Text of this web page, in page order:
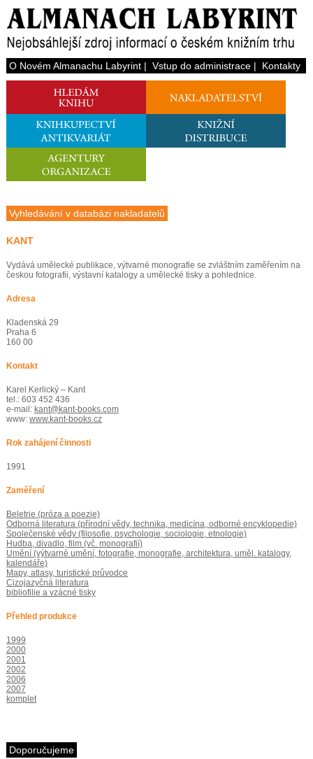
O Novém Almanachu Labyrint| Vstup do administrace| Kontakty
Vyhledávání v databázi nakladatelů
KANT
Vydává umělecké publikace, výtvarné monografie se zvláštním zaměřením na
českou fotografii, výstavní katalogy a umělecké tisky a pohlednice.
Adresa
Kladenská 29
Praha 6
160 00
Kontakt
Karel Kerlický – Kant
tel.: 603 452 436
e-mail: kant@kant-books.com
www: www.kant-books.cz
Rok zahájení činnosti
1991
Zaměření
Beletrie (próza a poezie)
Odborná literatura (přírodní vědy, technika, medicína, odborné encyklopedie)
Společenské vědy (filosofie, psychologie, sociologie, etnologie)
Hudba, divadlo, film (vč. monografií)
Umění (výtvarné umění, fotografie, monografie, architektura, uměl. katalogy,
kalendáře)
Mapy, atlasy, turistické průvodce
Cizojazyčná literatura
bibliofilie a vzácné tisky
Přehled produkce
1999
2000
2001
2002
2006
2007
komplet
Doporučujeme